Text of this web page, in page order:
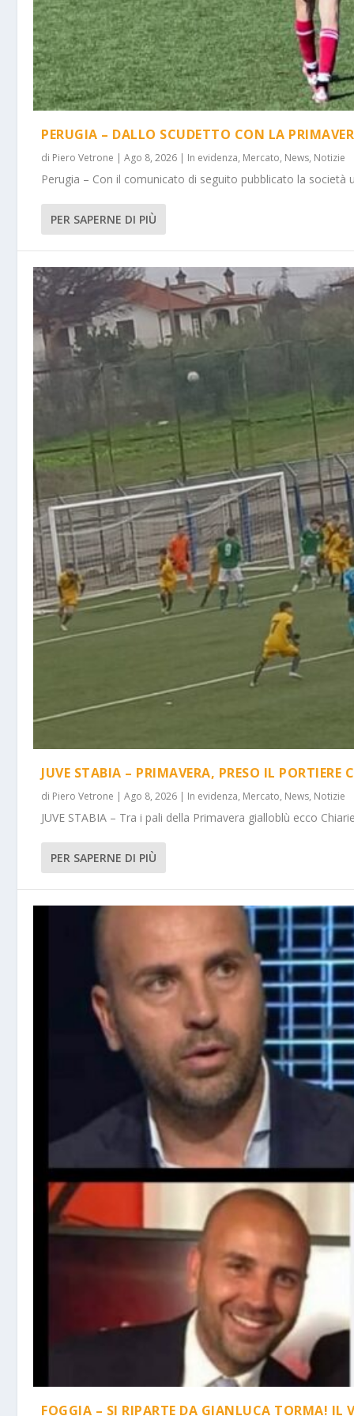
PERUGIA – DALLO SCUDETTO CON LA
di Piero Vetrone |Ago 8, 2026 | In evidenza, Mercato, News, Notizie
Perugia – Con il comunicato di seguito pubblicato la società
PER SAPERNE DI PIÙ
JUVE STABIA – PRIMAVERA, PRESO IL PORTIERE
di Piero Vetrone |Ago 8, 2026 | In evidenza, Mercato, News, Notizie
JUVE STABIA – Tra i pali della Primavera gialloblù ecco
PER SAPERNE DI PIÙ
FOGGIA – SI RIPARTE DA GIANLUCA TORMA! IL